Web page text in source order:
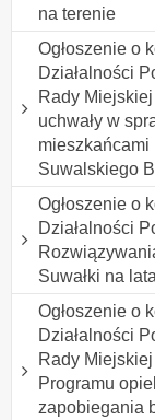
na terenie
Ogłoszenie o
Działalności
Rady
uchwały w
mieszkańcami
Suwalskiego
Ogłoszenie o
Działalności
Suwałki na
Ogłoszenie o
Działalności
Rady
Programu
zapobiegania